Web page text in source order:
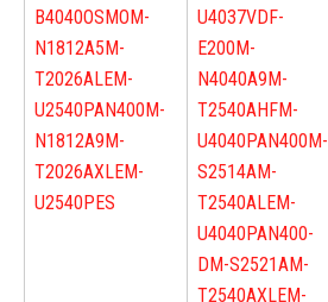
B4040OSMO M-
N1812A5 M-
T2026ALEM-
U2540PAN400 M-
N1812A9 M-
T2026AXLEM-
U2540PES
U4037VDF-
E200 M-
N4040A9 M-
T2540AHFM-
U4040PAN400 M-
S2514AM-
T2540ALEM-
U4040PAN400-
D M-S2521AM-
T2540AXLEM-